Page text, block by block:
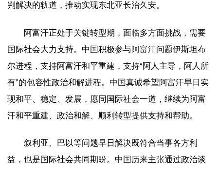
判解决的轨道，推动实现东北亚长治久安。
阿富汗正处于关键转型期，面临多方面挑战，需要
国际社会大力支持。中国积极参与阿富汗问题伊斯坦布
尔进程，支持阿富汗和平重建，支持“阿人主导，阿人所
有”的包容性政治和解进程。中国真诚希望阿富汗早日实
现和平、稳定、发展，愿同国际社会一道，继续为阿富
汗和平重建、政治和解、顺利转型提供支持和帮助。
叙利亚、巴以等问题早日解决既符合当事各方利
益，也是国际社会共同期盼。中国历来主张通过政治谈